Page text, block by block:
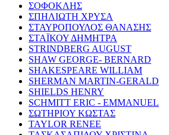
ΣΟΦΟΚΛΗΣ
ΣΠΗΛΙΩΤΗ ΧΡΥΣΑ
ΣΤΑΥΡΟΠΟΥΛΟΣ ΘΑΝΑΣΗΣ
ΣΤΑΪΚΟΥ ΔΗΜΗΤΡΑ
STRINDBERG AUGUST
SHAW GEORGE- BERNARD
SHAKESPEARE WILLIAM
SHERMAN MARTIN-GERALD
SHIELDS HENRY
SCHMITT ERIC - EMMANUEL
ΣΩΤΗΡΙΟΥ ΚΩΣΤΑΣ
TAYLOR RENEE